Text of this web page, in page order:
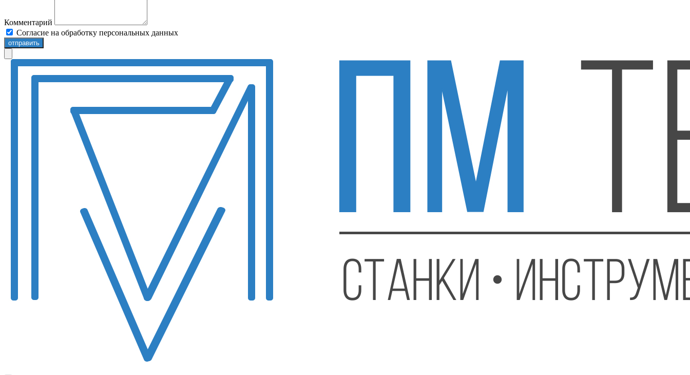
Комментарий
Согласие на обработку персональных данных
отправить